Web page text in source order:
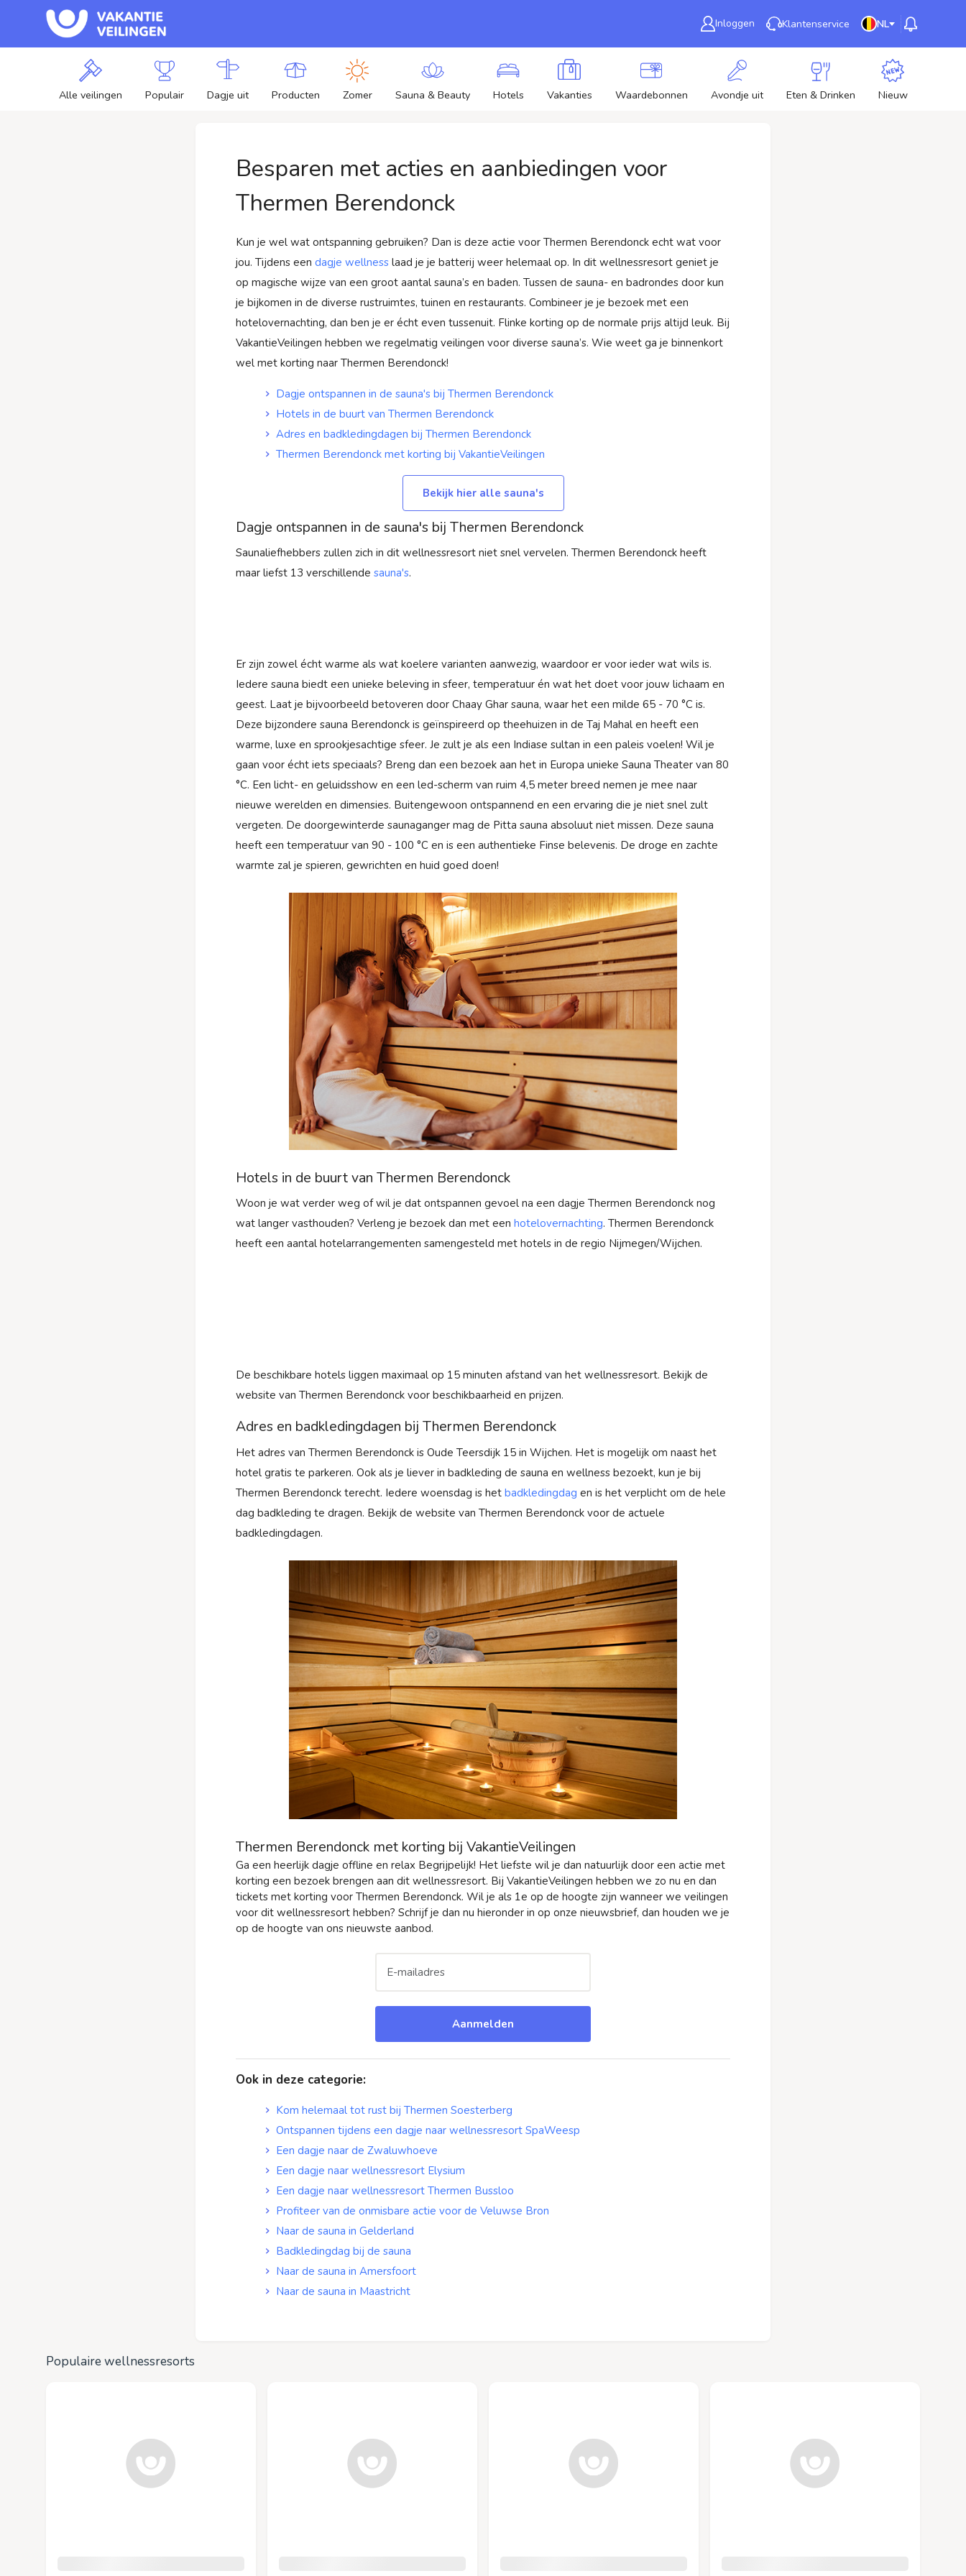
Inloggen Klantenservice NL
Alle veilingen Populair Dagje uit Producten Zomer Sauna & Beauty Hotels Vakanties Waardebonnen Avondje uit Eten & Drinken Nieuw
Besparen met acties en aanbiedingen voor
Thermen Berendonck
Kun je wel wat ontspanning gebruiken? Dan is deze actie voor Thermen Berendonck echt wat voor
jou. Tijdens een dagje wellness laad je je batterij weer helemaal op. In dit wellnessresort geniet je
op magische wijze van een groot aantal sauna’s en baden. Tussen de sauna- en badrondes door kun
je bijkomen in de diverse rustruimtes, tuinen en restaurants. Combineer je je bezoek met een
hotelovernachting, dan ben je er écht even tussenuit. Flinke korting op de normale prijs altijd leuk. Bij
VakantieVeilingen hebben we regelmatig veilingen voor diverse sauna’s. Wie weet ga je binnenkort
wel met korting naar Thermen Berendonck!
Dagje ontspannen in de sauna's bij Thermen Berendonck
Hotels in de buurt van Thermen Berendonck
Adres en badkledingdagen bij Thermen Berendonck
Thermen Berendonck met korting bij VakantieVeilingen
Bekijk hier alle sauna's
Dagje ontspannen in de sauna's bij Thermen Berendonck
Saunaliefhebbers zullen zich in dit wellnessresort niet snel vervelen. Thermen Berendonck heeft
maar liefst 13 verschillende sauna's.
Er zijn zowel écht warme als wat koelere varianten aanwezig, waardoor er voor ieder wat wils is.
Iedere sauna biedt een unieke beleving in sfeer, temperatuur én wat het doet voor jouw lichaam en
geest. Laat je bijvoorbeeld betoveren door Chaay Ghar sauna, waar het een milde 65 - 70 °C is.
Deze bijzondere sauna Berendonck is geïnspireerd op theehuizen in de Taj Mahal en heeft een
warme, luxe en sprookjesachtige sfeer. Je zult je als een Indiase sultan in een paleis voelen! Wil je
gaan voor écht iets speciaals? Breng dan een bezoek aan het in Europa unieke Sauna Theater van 80
°C. Een licht- en geluidsshow en een led-scherm van ruim 4,5 meter breed nemen je mee naar
nieuwe werelden en dimensies. Buitengewoon ontspannend en een ervaring die je niet snel zult
vergeten. De doorgewinterde saunaganger mag de Pitta sauna absoluut niet missen. Deze sauna
heeft een temperatuur van 90 - 100 °C en is een authentieke Finse belevenis. De droge en zachte
warmte zal je spieren, gewrichten en huid goed doen!
Hotels in de buurt van Thermen Berendonck
Woon je wat verder weg of wil je dat ontspannen gevoel na een dagje Thermen Berendonck nog
wat langer vasthouden? Verleng je bezoek dan met een hotelovernachting. Thermen Berendonck
heeft een aantal hotelarrangementen samengesteld met hotels in de regio Nijmegen/Wijchen.
De beschikbare hotels liggen maximaal op 15 minuten afstand van het wellnessresort. Bekijk de
website van Thermen Berendonck voor beschikbaarheid en prijzen.
Adres en badkledingdagen bij Thermen Berendonck
Het adres van Thermen Berendonck is Oude Teersdijk 15 in Wijchen. Het is mogelijk om naast het
hotel gratis te parkeren. Ook als je liever in badkleding de sauna en wellness bezoekt, kun je bij
Thermen Berendonck terecht. Iedere woensdag is het badkledingdag en is het verplicht om de hele
dag badkleding te dragen. Bekijk de website van Thermen Berendonck voor de actuele
badkledingdagen.
Thermen Berendonck met korting bij VakantieVeilingen
Ga een heerlijk dagje offline en relax Begrijpelijk! Het liefste wil je dan natuurlijk door een actie met
korting een bezoek brengen aan dit wellnessresort. Bij VakantieVeilingen hebben we zo nu en dan
tickets met korting voor Thermen Berendonck. Wil je als 1e op de hoogte zijn wanneer we veilingen
voor dit wellnessresort hebben? Schrijf je dan nu hieronder in op onze nieuwsbrief, dan houden we je
op de hoogte van ons nieuwste aanbod.
Aanmelden
Ook in deze categorie:
Kom helemaal tot rust bij Thermen Soesterberg
Ontspannen tijdens een dagje naar wellnessresort SpaWeesp
Een dagje naar de Zwaluwhoeve
Een dagje naar wellnessresort Elysium
Een dagje naar wellnessresort Thermen Bussloo
Profiteer van de onmisbare actie voor de Veluwse Bron
Naar de sauna in Gelderland
Badkledingdag bij de sauna
Naar de sauna in Amersfoort
Naar de sauna in Maastricht
Populaire wellnessresorts